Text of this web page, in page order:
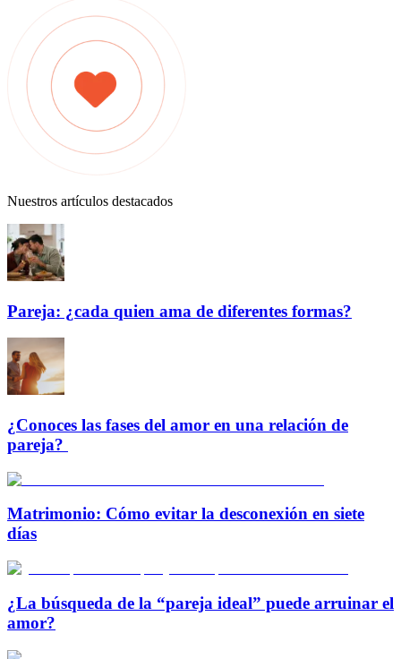
Nuestros artículos destacados
Pareja: ¿cada quien ama de diferentes formas?
¿Conoces las fases del amor en una relación de
pareja?
Matrimonio: Cómo evitar la desconexión en siete
días
¿La búsqueda de la “pareja ideal” puede arruinar el
amor?